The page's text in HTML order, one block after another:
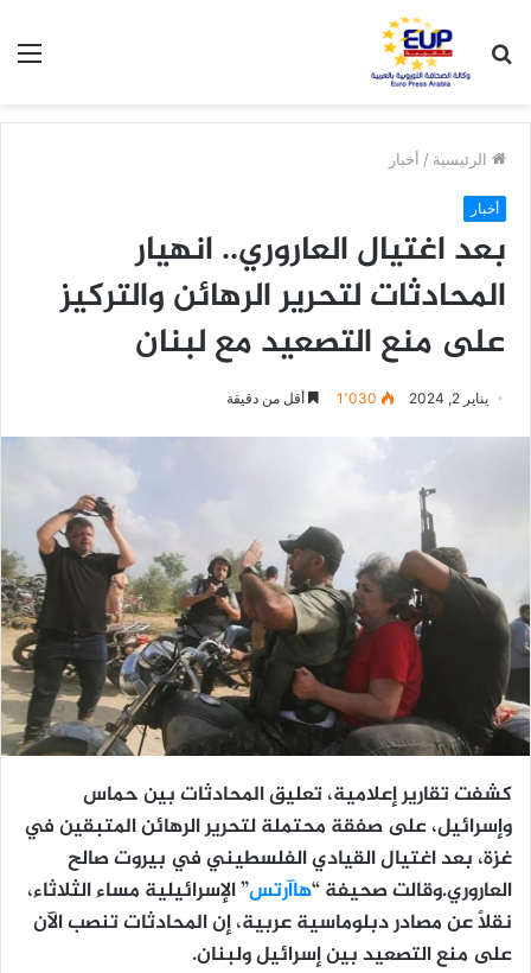
عن
الرئيسية / أخبار
أخبار
بعد اغتيال العاروري.. انهيار
المحادثات لتحرير الرهائن والتركيز
على منع التصعيد مع لبنان
يناير 2, 2024 1٬030 أقل من دقيقة
كشفت تقارير إعلامية، تعليق المحادثات بين حماس
وإسرائيل، على صفقة محتملة لتحرير الرهائن المتبقين في
غزة، بعد اغتيال القيادي الفلسطيني في بيروت صالح
العاروري.وقالت صحيفة “هاآرتس” الإسرائيلية مساء الثلاثاء،
نقلاً عن مصادر دبلوماسية عربية، إن المحادثات تنصب الآن
على منع التصعيد بين إسرائيل ولبنان.